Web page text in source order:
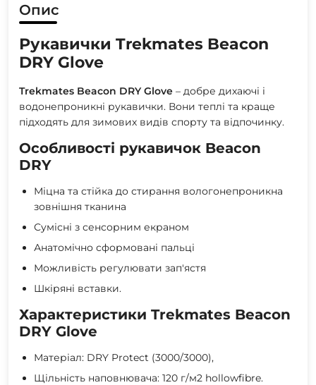
Опис
Рукавички Trekmates Beacon
DRY Glove
Trekmates Beacon DRY Glove – добре дихаючі і
водонепроникні рукавички. Вони теплі та краще
підходять для зимових видів спорту та відпочинку.
Особливості рукавичок Beacon
DRY
Міцна та стійка до стирання вологонепроникна
зовнішня тканина
Сумісні з сенсорним екраном
Анатомічно сформовані пальці
Можливість регулювати зап'ястя
Шкіряні вставки.
Характеристики Trekmates Beacon
DRY Glove
Матеріал: DRY Protect (3000/3000),
Щільність наповнювача: 120 г/м2 hollowfibre.